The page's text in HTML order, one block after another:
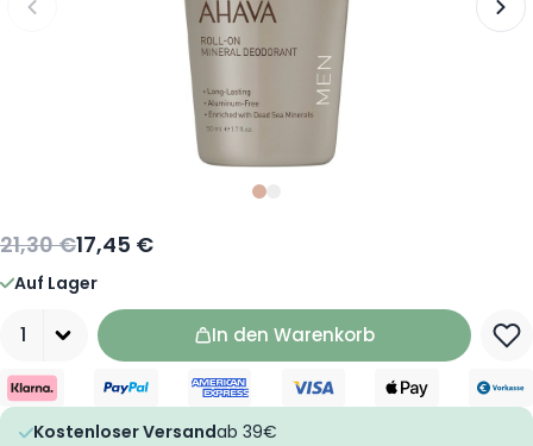
Slide
21,30 €17,45 €
Auf Lager
In den Warenkorb
Kostenloser Versandab 39€